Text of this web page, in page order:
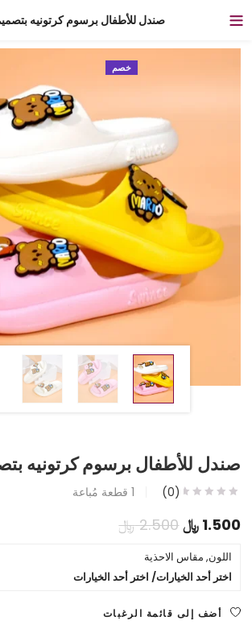
صندل للأطفال برسوم كرتونيه
خصم
صندل للأطفال برسوم كرتونيه
(0)
1 قطعة مُباعة
1.500 ﷼السعر
الحالي
هو:
1.500 ﷼.
2.500 ﷼السعر
هو:
2.500 ﷼.
اللون, مقاس الاحذية
اختر أحد الخيارات/ اختر أحد الخيارات
أضف إلى قائمة الرغبات